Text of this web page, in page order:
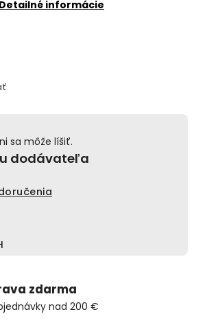
sa môže líšiť.
dodávateľa
Detailné informácie
zdarma
nad 200 €